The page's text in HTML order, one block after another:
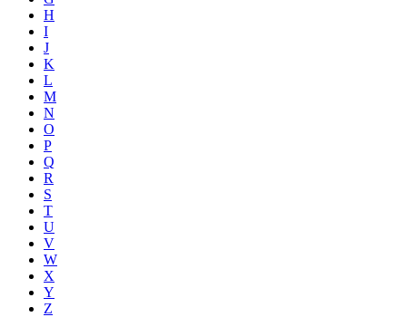
H
I
J
K
L
M
N
O
P
Q
R
S
T
U
V
W
X
Y
Z